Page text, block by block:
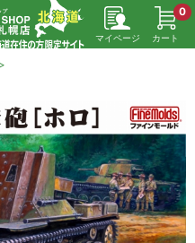
マイページ カート
0